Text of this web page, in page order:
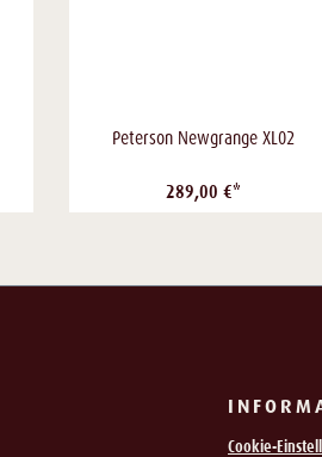
Peterson Newgrange XL02
289,00 €*
Cookie-